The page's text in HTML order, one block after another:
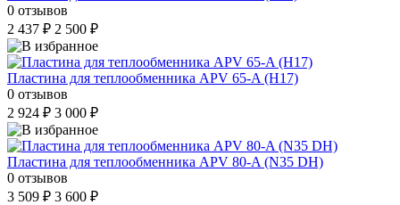
0 отзывов
2 437 ₽ 2 500 ₽
Пластина для теплообменника APV 65-A (H17)
0 отзывов
2 924 ₽ 3 000 ₽
Пластина для теплообменника APV 80-A (N35 DH)
0 отзывов
3 509 ₽ 3 600 ₽